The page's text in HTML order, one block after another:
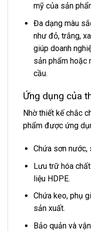
mỹ của sản
Đa dạng màu
như đỏ, trắng,
giúp doanh
sản phẩm hoặc
cầu.
Ứng dụng của
Nhờ thiết kế chắc
phẩm được ứng
Chứa sơn nước,
Lưu trữ hóa
liệu HDPE.
Chứa keo, phụ
sản xuất.
Bảo quản và